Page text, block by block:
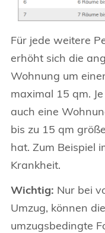
Für jede weitere
erhöht sich die
Wohnung um
maximal 15 qm.
auch eine
bis zu 15 qm
hat. Zum Beispiel
Krankheit.
Wichtig: Nur bei
Umzug, können
umzugsbedingte